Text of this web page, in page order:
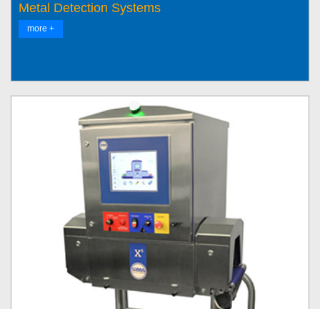
Metal Detection Systems
more +